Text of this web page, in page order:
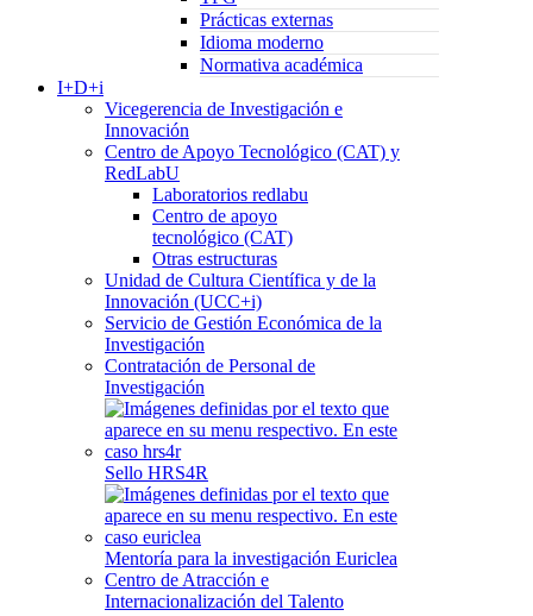
Prácticas externas
Idioma moderno
Normativa académica
I+D+i
Vicegerencia de Investigación e
Innovación
Centro de Apoyo Tecnológico (CAT) y
RedLabU
Laboratorios redlabu
Centro de apoyo
tecnológico (CAT)
Otras estructuras
Unidad de Cultura Científica y de la
Innovación (UCC+i)
Servicio de Gestión Económica de la
Investigación
Contratación de Personal de
Investigación
Sello HRS4R
Mentoría para la investigación Euriclea
Centro de Atracción e
Internacionalización del Talento